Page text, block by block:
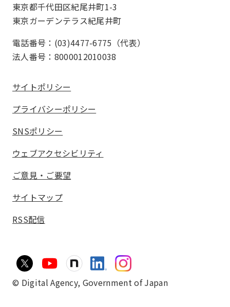
東京都千代田区紀尾井町1-3
東京ガーデンテラス紀尾井町
電話番号：(03)4477-6775（代表）
法人番号：8000012010038
サイトポリシー
プライバシーポリシー
SNSポリシー
ウェブアクセシビリティ
ご意見・ご要望
サイトマップ
RSS配信
© Digital Agency, Government of Japan